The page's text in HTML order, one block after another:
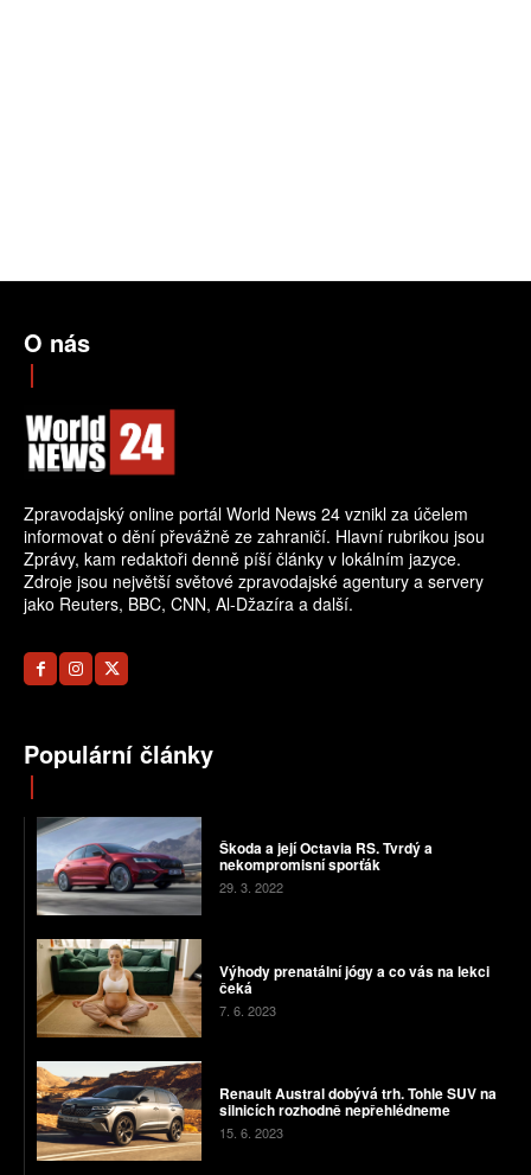
O nás
Zpravodajský online portál World News 24 vznikl za účelem
informovat o dění převážně ze zahraničí. Hlavní rubrikou jsou
Zprávy, kam redaktoři denně píší články v lokálním jazyce.
Zdroje jsou největší světové zpravodajské agentury a servery
jako Reuters, BBC, CNN, Al-Džazíra a další.
Populární články
Škoda a její Octavia RS. Tvrdý a
nekompromisní sporťák
29. 3. 2022
Výhody prenatální jógy a co vás na lekci
čeká
7. 6. 2023
Renault Austral dobývá trh. Tohle SUV na
silnicích rozhodně nepřehlédneme
15. 6. 2023